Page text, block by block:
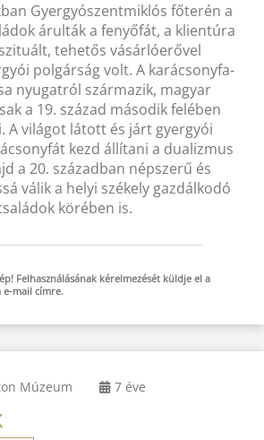
Gyergyószentmiklós főterén a
árulták a fenyőfát, a klientúra
tehetős vásárlóerővel
polgárság volt. A karácsonyfa-
nyugatról származik, magyar
a 19. század második felében
A világot látott és járt gyergyói
kezd állítani a dualizmus
a 20. században népszerű és
válik a helyi székely gazdálkodó
körében is.
Felhasználásának kérelmezését küldje el a
e-mail címre.
Múzeum 7 éve